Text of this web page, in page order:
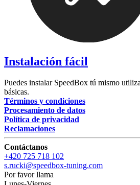
Instalación fácil
Puedes instalar SpeedBox tú mismo
básicas.
Términos y condiciones
Procesamiento de datos
Política de privacidad
Reclamaciones
Contáctanos
+420 725 718 102
s.rucki@speedbox-tuning.com
Por favor llama